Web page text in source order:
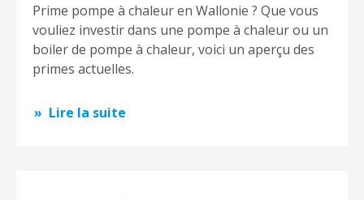
Prime pompe à chaleur en Wallonie ? Que vous
vouliez investir dans une pompe à chaleur ou un
boiler de pompe à chaleur, voici un aperçu des
primes actuelles.
Lire la suite